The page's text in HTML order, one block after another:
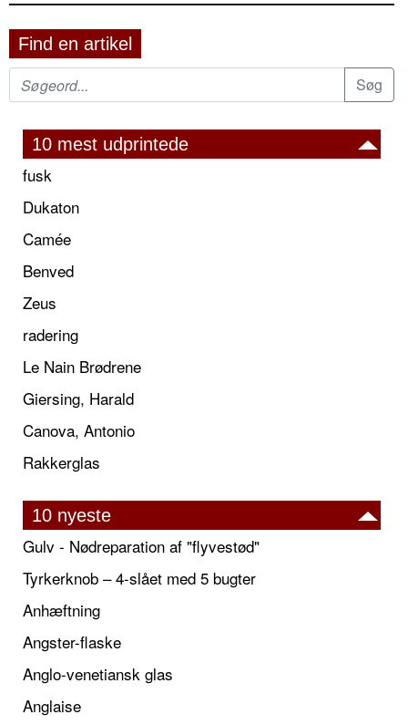
Find en artikel
10 mest udprintede
fusk
Dukaton
Camée
Benved
Zeus
radering
Le Nain Brødrene
Giersing, Harald
Canova, Antonio
Rakkerglas
10 nyeste
Gulv - Nødreparation af "flyvestød"
Tyrkerknob – 4-slået med 5 bugter
Anhæftning
Angster-flaske
Anglo-venetiansk glas
Anglaise